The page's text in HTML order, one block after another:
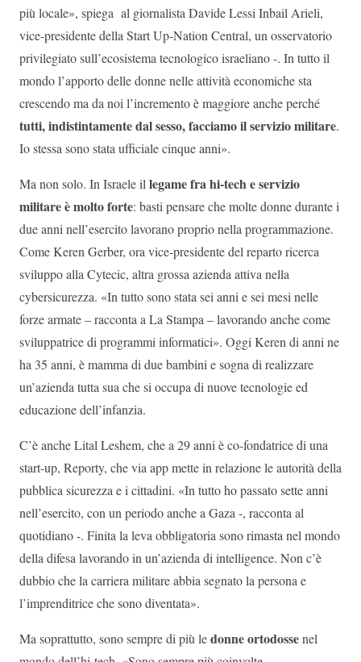
più locale», spiega al giornalista Davide Lessi Inbail Arieli,
vice-presidente della Start Up-Nation Central, un osservatorio
privilegiato sull’ecosistema tecnologico israeliano -. In tutto il
mondo l’apporto delle donne nelle attività economiche sta
crescendo ma da noi l’incremento è maggiore anche perché
tutti, indistintamente dal sesso, facciamo il servizio militare.
Io stessa sono stata ufficiale cinque anni».
Ma non solo. In Israele il legame fra hi-tech e servizio
militare è molto forte: basti pensare che molte donne durante i
due anni nell’esercito lavorano proprio nella programmazione.
Come Keren Gerber, ora vice-presidente del reparto ricerca
sviluppo alla Cytecic, altra grossa azienda attiva nella
cybersicurezza. «In tutto sono stata sei anni e sei mesi nelle
forze armate – racconta a La Stampa – lavorando anche come
sviluppatrice di programmi informatici». Oggi Keren di anni ne
ha 35 anni, è mamma di due bambini e sogna di realizzare
un’azienda tutta sua che si occupa di nuove tecnologie ed
educazione dell’infanzia.
C’è anche Lital Leshem, che a 29 anni è co-fondatrice di una
start-up, Reporty, che via app mette in relazione le autorità della
pubblica sicurezza e i cittadini. «In tutto ho passato sette anni
nell’esercito, con un periodo anche a Gaza -, racconta al
quotidiano -. Finita la leva obbligatoria sono rimasta nel mondo
della difesa lavorando in un’azienda di intelligence. Non c’è
dubbio che la carriera militare abbia segnato la persona e
l’imprenditrice che sono diventata».
Ma soprattutto, sono sempre di più ledonne ortodossenel